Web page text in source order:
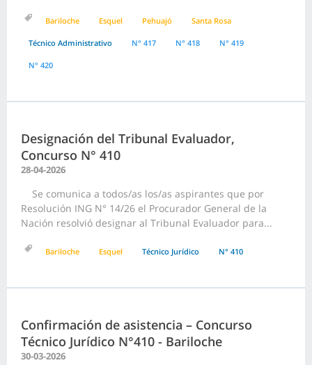
Bariloche Esquel Pehuajó Santa Rosa
Técnico Administrativo N° 417 N° 418 N° 419
N° 420
Designación del Tribunal Evaluador,
Concurso N° 410
28-04-2026
Se comunica a todos/as los/as aspirantes que por
Resolución ING N° 14/26 el Procurador General de la
Nación resolvió designar al Tribunal Evaluador para...
Bariloche Esquel Técnico Jurídico N° 410
Confirmación de asistencia – Concurso
Técnico Jurídico N°410 - Bariloche
30-03-2026